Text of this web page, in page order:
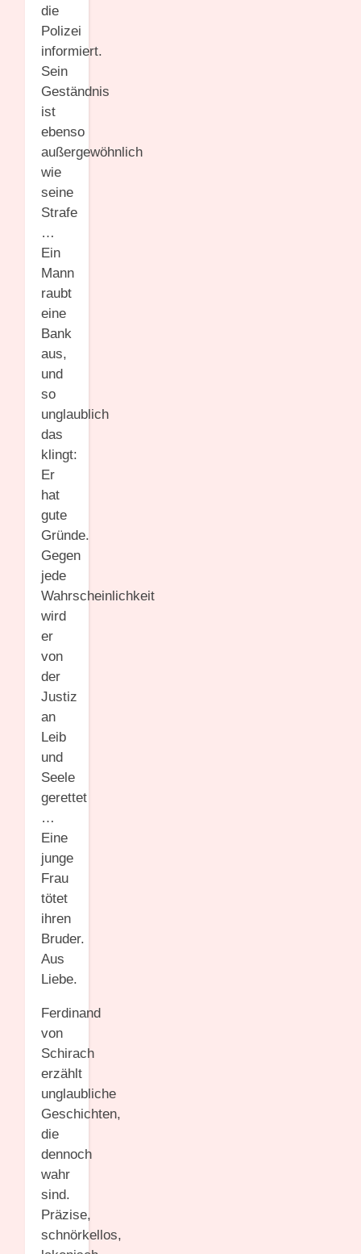
die
Polizei
informiert.
Sein
Geständnis
ist
ebenso
außergewöhnlich
wie
seine
Strafe
…
Ein
Mann
raubt
eine
Bank
aus,
und
so
unglaublich
das
klingt:
Er
hat
gute
Gründe.
Gegen
jede
Wahrscheinlichkeit
wird
er
von
der
Justiz
an
Leib
und
Seele
gerettet
…
Eine
junge
Frau
tötet
ihren
Bruder.
Aus
Liebe.
Ferdinand
von
Schirach
erzählt
unglaubliche
Geschichten,
die
dennoch
wahr
sind.
Präzise,
schnörkellos,